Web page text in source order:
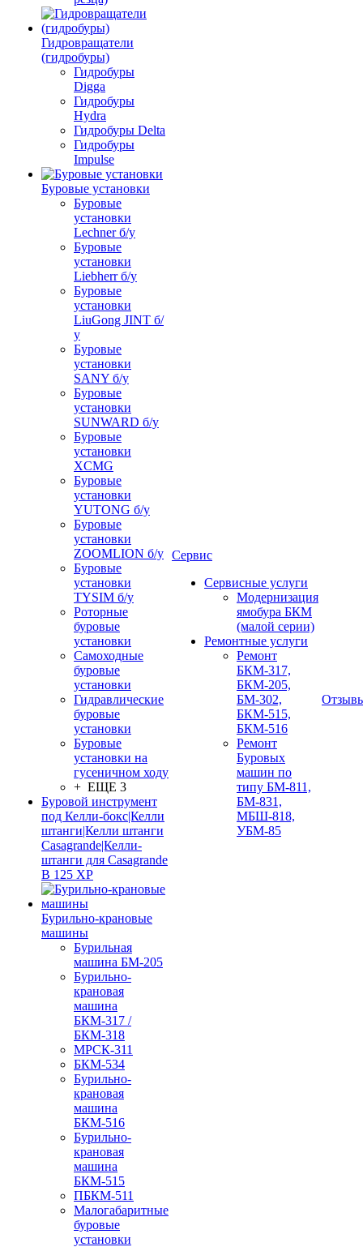
Гидровращатели
(гидробуры)
Гидробуры
Digga
Гидробуры
Hydra
Гидробуры Delta
Гидробуры
Impulse
Буровые установки
Буровые
установки
Lechner б/у
Буровые
установки
Liebherr б/у
Буровые
установки
LiuGong JINT б/
у
Буровые
установки
SANY б/у
Буровые
установки
SUNWARD б/у
Буровые
установки
XCMG
Буровые
установки
YUTONG б/у
Буровые
установки
ZOOMLION б/у
Буровые
установки
TYSIM б/у
Роторные
буровые
установки
Самоходные
буровые
установки
Гидравлические
буровые
установки
Буровые
установки на
гусеничном ходу
+ ЕЩЕ 3
Буровой инструмент
под Келли-бокс|Келли
штанги|Келли штанги
Casagrande|Келли-
штанги для Casagrande
B 125 XP
Бурильно-крановые
машины
Бурильная
машина БМ-205
Бурильно-
крановая
машина
БКМ-317 /
БКМ-318
МРСК-311
БКМ-534
Бурильно-
крановая
машина
БКМ-516
Бурильно-
крановая
машина
БКМ-515
ПБКМ-511
Малогабаритные
буровые
установки
Сервис
Сервисные услуги
Модернизация
ямобура БКМ
(малой серии)
Ремонтные услуги
Ремонт
БКМ-317,
БКМ-205,
БМ-302,
БКМ-515,
БКМ-516
Ремонт
Буровых
машин по
типу БМ-811,
БМ-831,
МБШ-818,
УБМ-85